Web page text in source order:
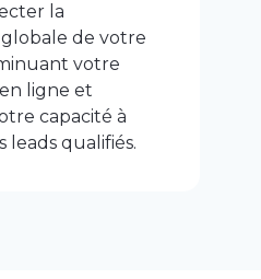
la
de votre
votre
ligne et
capacité à
leads qualifiés.